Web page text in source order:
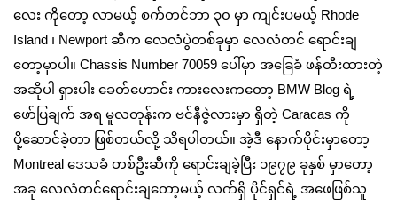
လေး ကိုတော့ လာမယ့် စက်တင်ဘာ ၃၀ မှာ ကျင်းပမယ့် Rhode
Island ၊ Newport ဆီက လေလံပွဲတစ်ခုမှာ လေလံတင် ရောင်းချ
တော့မှာပါ။ Chassis Number 70059 ပေါ်မှာ အခြေခံ ဖန်တီးထားတဲ့
အဆိုပါ ရှားပါး ခေတ်ဟောင်း ကားလေးကတော့ BMW Blog ရဲ့
ဖော်ပြချက် အရ မူလတုန်းက ဗင်နီဇွဲလားမှာ ရှိတဲ့ Caracas ကို
ပို့ဆောင်ခဲ့တာ ဖြစ်တယ်လို့ သိရပါတယ်။ အဲ့ဒီ နောက်ပိုင်းမှာတော့
Montreal ဒေသခံ တစ်ဦးဆီကို ရောင်းချခဲ့ပြီး ၁၉၇၉ ခုနှစ် မှာတော့
အခု လေလံတင်ရောင်းချတော့မယ့် လက်ရှိ ပိုင်ရှင်ရဲ့ အဖေဖြစ်သူ